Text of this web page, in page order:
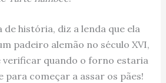
de história, diz a lenda que ela
padeiro alemão no século XVI,
verificar quando o forno estaria
para começar a assar os pães!